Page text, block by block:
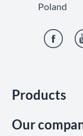
Products
Our
Poland